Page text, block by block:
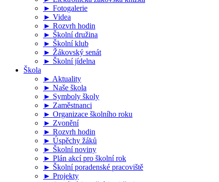
► Fotogalerie
► Videa
► Rozvrh hodin
► Školní družina
► Školní klub
► Žákovský senát
► Školní jídelna
Škola
► Aktuality
► Naše škola
► Symboly školy
► Zaměstnanci
► Organizace školního roku
► Zvonění
► Rozvrh hodin
► Úspěchy žáků
► Školní noviny
► Plán akcí pro školní rok
► Školní poradenské pracoviště
► Projekty